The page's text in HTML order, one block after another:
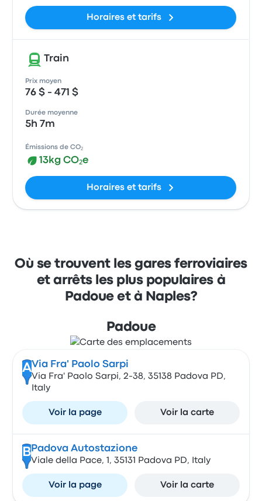
Horaires et tarifs
Train
Prix moyen
76 $ - 471 $
Durée moyenne
5h 7m
Émissions de CO₂
13kg CO₂e
Horaires et tarifs
Où se trouvent les gares ferroviaires
et arrêts les plus populaires à
Padoue et à Naples?
Padoue
AVia Fra' Paolo Sarpi
Via Fra' Paolo Sarpi, 2-38, 35138 Padova PD,
Italy
Voir la page Voir la carte
B Padova Autostazione
Viale della Pace, 1, 35131 Padova PD, Italy
Voir la page Voir la carte